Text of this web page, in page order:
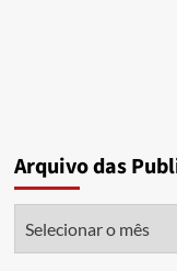
Arquivo das